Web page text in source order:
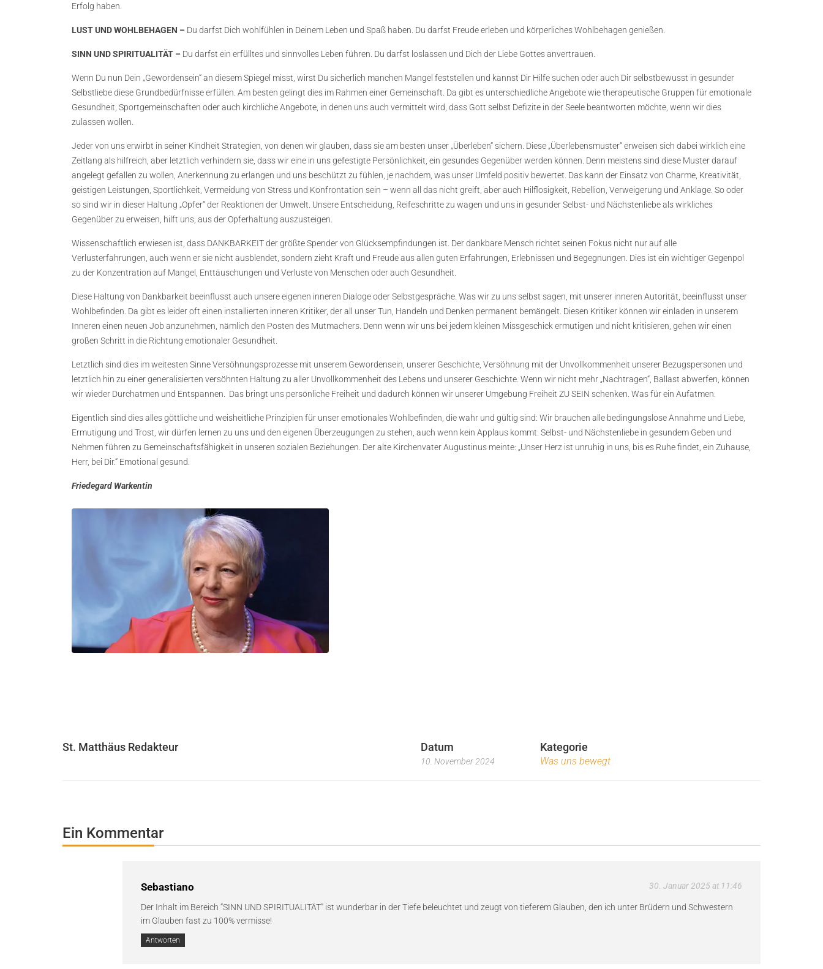
Erfolg haben.
LUST UND WOHLBEHAGEN – Du darfst Dich wohlfühlen in Deinem Leben und Spaß haben. Du darfst Freude erleben und körperliches Wohlbehagen genießen.
SINN UND SPIRITUALITÄT – Du darfst ein erfülltes und sinnvolles Leben führen. Du darfst loslassen und Dich der Liebe Gottes anvertrauen.
Wenn Du nun Dein „Gewordensein“ an diesem Spiegel misst, wirst Du sicherlich manchen Mangel feststellen und kannst Dir Hilfe suchen oder auch Dir selbstbewusst in gesunder
Selbstliebe diese Grundbedürfnisse erfüllen. Am besten gelingt dies im Rahmen einer Gemeinschaft. Da gibt es unterschiedliche Angebote wie therapeutische Gruppen für emotionale
Gesundheit, Sportgemeinschaften oder auch kirchliche Angebote, in denen uns auch vermittelt wird, dass Gott selbst Defizite in der Seele beantworten möchte, wenn wir dies
zulassen wollen.
Jeder von uns erwirbt in seiner Kindheit Strategien, von denen wir glauben, dass sie am besten unser „Überleben“ sichern. Diese „Überlebensmuster“ erweisen sich dabei wirklich eine
Zeitlang als hilfreich, aber letztlich verhindern sie, dass wir eine in uns gefestigte Persönlichkeit, ein gesundes Gegenüber werden können. Denn meistens sind diese Muster darauf
angelegt gefallen zu wollen, Anerkennung zu erlangen und uns beschützt zu fühlen, je nachdem, was unser Umfeld positiv bewertet. Das kann der Einsatz von Charme, Kreativität,
geistigen Leistungen, Sportlichkeit, Vermeidung von Stress und Konfrontation sein – wenn all das nicht greift, aber auch Hilflosigkeit, Rebellion, Verweigerung und Anklage. So oder
so sind wir in dieser Haltung „Opfer“ der Reaktionen der Umwelt. Unsere Entscheidung, Reifeschritte zu wagen und uns in gesunder Selbst- und Nächstenliebe als wirkliches
Gegenüber zu erweisen, hilft uns, aus der Opferhaltung auszusteigen.
Wissenschaftlich erwiesen ist, dass DANKBARKEIT der größte Spender von Glücksempfindungen ist. Der dankbare Mensch richtet seinen Fokus nicht nur auf alle
Verlusterfahrungen, auch wenn er sie nicht ausblendet, sondern zieht Kraft und Freude aus allen guten Erfahrungen, Erlebnissen und Begegnungen. Dies ist ein wichtiger Gegenpol
zu der Konzentration auf Mangel, Enttäuschungen und Verluste von Menschen oder auch Gesundheit.
Diese Haltung von Dankbarkeit beeinflusst auch unsere eigenen inneren Dialoge oder Selbstgespräche. Was wir zu uns selbst sagen, mit unserer inneren Autorität, beeinflusst unser
Wohlbefinden. Da gibt es leider oft einen installierten inneren Kritiker, der all unser Tun, Handeln und Denken permanent bemängelt. Diesen Kritiker können wir einladen in unserem
Inneren einen neuen Job anzunehmen, nämlich den Posten des Mutmachers. Denn wenn wir uns bei jedem kleinen Missgeschick ermutigen und nicht kritisieren, gehen wir einen
großen Schritt in die Richtung emotionaler Gesundheit.
Letztlich sind dies im weitesten Sinne Versöhnungsprozesse mit unserem Gewordensein, unserer Geschichte, Versöhnung mit der Unvollkommenheit unserer Bezugspersonen und
letztlich hin zu einer generalisierten versöhnten Haltung zu aller Unvollkommenheit des Lebens und unserer Geschichte. Wenn wir nicht mehr „Nachtragen“, Ballast abwerfen, können
wir wieder Durchatmen und Entspannen.
Das bringt uns persönliche Freiheit und dadurch können wir unserer Umgebung Freiheit ZU SEIN schenken. Was für ein Aufatmen.
Eigentlich sind dies alles göttliche und weisheitliche Prinzipien für unser emotionales Wohlbefinden, die wahr und gültig sind: Wir brauchen alle bedingungslose Annahme und Liebe,
Ermutigung und Trost, wir dürfen lernen zu uns und den eigenen Überzeugungen zu stehen, auch wenn kein Applaus kommt. Selbst- und Nächstenliebe in gesundem Geben und
Nehmen führen zu Gemeinschaftsfähigkeit in unseren sozialen Beziehungen. Der alte Kirchenvater Augustinus meinte: „Unser Herz ist unruhig in uns, bis es Ruhe findet, ein Zuhause,
Herr, bei Dir.“ Emotional gesund.
Friedegard Warkentin
St. Matthäus Redakteur Datum
10. November 2024
Kategorie
Was uns bewegt
Ein Kommentar
Sebastiano 30. Januar 2025 at 11:46
Der Inhalt im Bereich “SINN UND SPIRITUALITÄT” ist wunderbar in der Tiefe beleuchtet und zeugt von tieferem Glauben, den ich unter Brüdern und Schwestern
im Glauben fast zu 100% vermisse!
Antworten